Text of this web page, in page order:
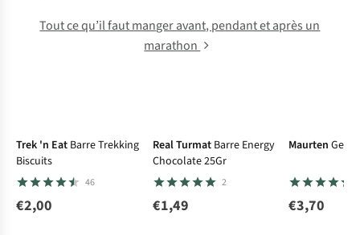
Tout ce qu’il faut manger avant, pendant et après un
marathon
Trek 'n Eat Barre Trekking
Biscuits
46
€2,00
Real Turmat Barre Energy
Chocolate 25Gr
2
€1,49
Maurten Gel
€3,70